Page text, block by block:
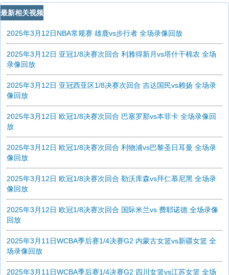
最新相关视频
2025年3月12日NBA常规赛 雄鹿vs步行者 全场录像回放
2025年3月12日 亚冠1/8决赛次回合 利雅得新月vs塔什干棉农 全场
录像回放
2025年3月12日 亚冠西亚区1/8决赛次回合 吉达国民vs赖扬 全场录
像回放
2025年3月12日 欧冠1/8决赛次回合 巴塞罗那vs本菲卡 全场录像回
放
2025年3月12日 欧冠1/8决赛次回合 利物浦vs巴黎圣日耳曼 全场录
像回放
2025年3月12日 欧冠1/8决赛次回合 勒沃库森vs拜仁慕尼黑 全场录
像回放
2025年3月12日 欧冠1/8决赛次回合 国际米兰vs 费耶诺德 全场录像
回放
2025年3月11日WCBA季后赛1/4决赛G2 内蒙古女篮vs新疆女篮 全
场录像回放
2025年3月11日WCBA季后赛1/4决赛G2 四川女篮vs江苏女篮 全场